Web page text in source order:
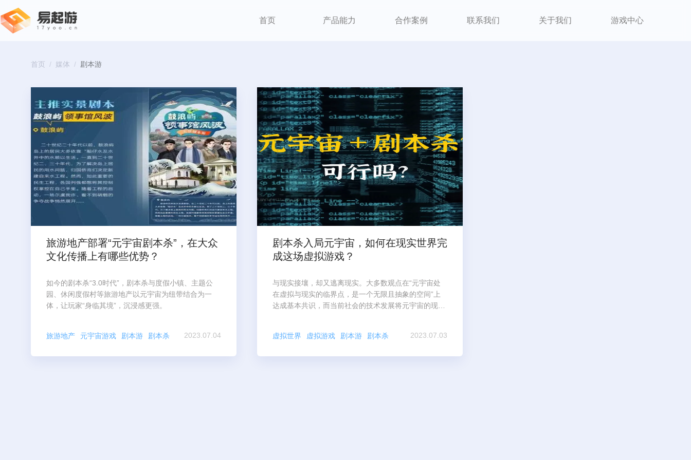
首页 产品能力 合作案例 联系我们 关于我们 游戏中心
首页 / 媒体 / 剧本游
旅游地产部署“元宇宙剧本杀”，在大众
文化传播上有哪些优势？
如今的剧本杀“3.0时代”，剧本杀与度假小镇、主题公
园、休闲度假村等旅游地产以元宇宙为纽带结合为一
体，让玩家“身临其境”，沉浸感更强。
旅游地产 元宇宙游戏 剧本游
剧本杀
2023.07.04
剧本杀入局元宇宙，如何在现实世界完
成这场虚拟游戏？
与现实接壤，却又逃离现实。大多数观点在“元宇宙处
在虚拟与现实的临界点，是一个无限且抽象的空间”上
达成基本共识，而当前社会的技术发展将元宇宙的现实
虚拟世界
虚拟游戏 剧本游
剧本杀
2023.07.03